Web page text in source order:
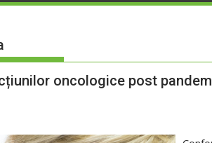
oncologice post